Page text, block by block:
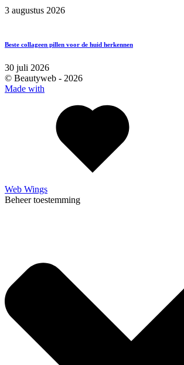
3 augustus 2026
Beste collageen pillen voor de huid herkennen
30 juli 2026
© Beautyweb - 2026
Made with
Web Wings
Beheer toestemming